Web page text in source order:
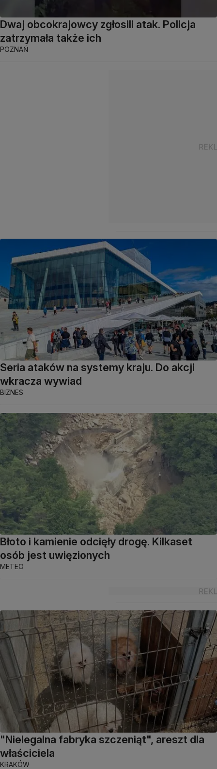
Dwaj obcokrajowcy zgłosili atak. Policja
zatrzymała także ich
POZNAŃ
Seria ataków na systemy kraju. Do akcji
wkracza wywiad
BIZNES
Błoto i kamienie odcięły drogę. Kilkaset
osób jest uwięzionych
METEO
"Nielegalna fabryka szczeniąt", areszt dla
właściciela
KRAKÓW